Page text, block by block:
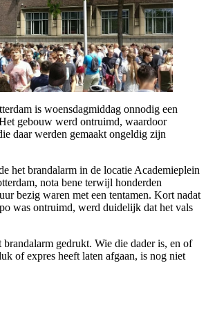
is woensdagmiddag onnodig een
gebouw werd ontruimd, waardoor
daar werden gemaakt ongeldig zijn
het brandalarm in de locatie Academieplein
nota bene terwijl honderden
bezig waren met een tentamen. Kort nadat
was ontruimd, werd duidelijk dat het vals
brandalarm gedrukt. Wie die dader is, en of
of expres heeft laten afgaan, is nog niet